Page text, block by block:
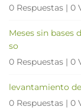
0 Respuestas | 0
Meses sin bases
so
0 Respuestas | 0
levantamiento
0 Respuestas | 0